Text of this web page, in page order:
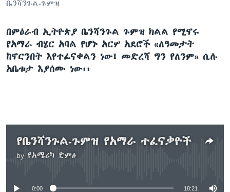
ቋንቋዎች
ቤንሻንጉል-ጉምዝ
በምዕራብ ኢትዮጵያ ቤንሻንጉል ጉምዝ ክልል የሚኖሩ
የአማራ ብሄር አባል የሆኑ አርሦ አደሮች «ለዓመታት
ከኖርንበት እየተፈናቀልን ነው፤ መድረሻ ግን የለንም» ሲሉ
አቤቱታ እያሰሙ ነው፡፡
የቤንሻንጉል-ጉምዝ የአማራ ተፈናቃዮች
by የአሜሪካ ድምፅ
No media source currently available
0:00 18:21